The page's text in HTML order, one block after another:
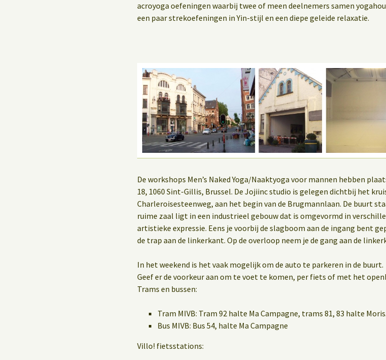
acroyoga oefeningen waarbij twee of meen deelnemers samen
een paar strekoefeningen in Yin-stijl en een diepe geleide relaxatie.
De workshops Men’s Naked Yoga/Naaktyoga voor mannen hebben
18, 1060 Sint-Gillis, Brussel. De Jojiinc studio is gelegen dichtbij het
Charleroisesteenweg, aan het begin van de Brugmannlaan. De buurt
ruime zaal ligt in een industrieel gebouw dat is omgevormd in
artistieke expressie. Eens je voorbij de slagboom aan de ingang bent
de trap aan de linkerkant. Op de overloop neem je de gang aan de
In het weekend is het vaak mogelijk om de auto te parkeren in de buurt.
Geef er de voorkeur aan om te voet te komen, per fiets of met het
Trams en bussen:
Tram MIVB: Tram 92 halte Ma Campagne, trams 81, 83 halte Moris.
Bus MIVB: Bus 54, halte Ma Campagne
Villo! fietsstations: